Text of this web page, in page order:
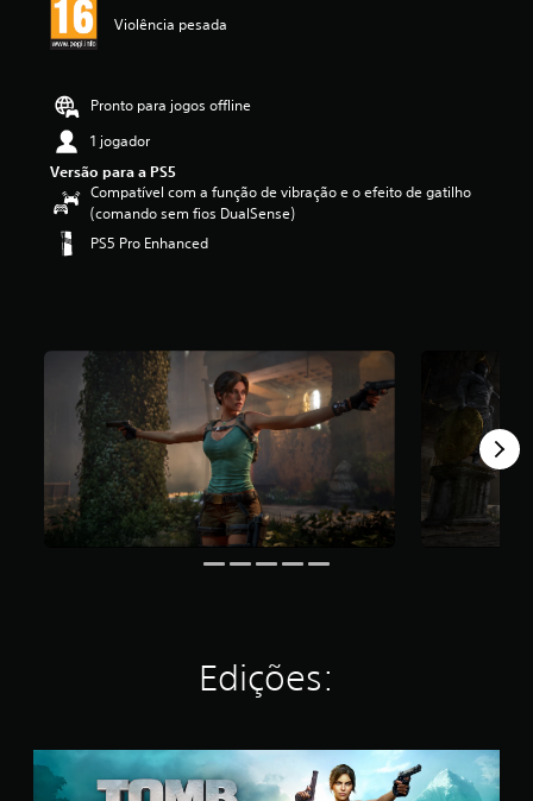
Violência pesada
Pronto para jogos offline
1 jogador
Versão para a PS5
Compatível com a função de vibração e o efeito de gatilho
(comando sem fios DualSense)
PS5 Pro Enhanced
Edições:
E